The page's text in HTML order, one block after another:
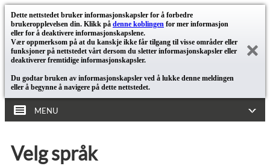
Dette nettstedet bruker informasjonskapsler for å forbedre
brukeropplevelsen din. Klikk på denne koblingen for mer informasjon
eller for å deaktivere informasjonskapslene.
Vær oppmerksom på at du kanskje ikke får tilgang til visse områder eller
funksjoner på nettstedet vårt dersom du sletter informasjonskapsler eller
deaktiverer fremtidige informasjonskapsler.
Du godtar bruken av informasjonskapsler ved å lukke denne meldingen
eller å begynne å navigere på dette nettstedet.
MENU
Velg språk